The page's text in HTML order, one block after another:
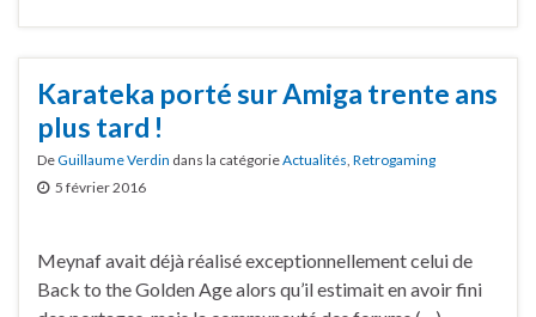
Karateka porté sur Amiga trente ans
plus tard !
DeGuillaume Verdin dans la catégorieActualités Retrogaming
5 février 2016
Meynaf avait déjà réalisé exceptionnellement celui de
Back to the Golden Age alors qu’il estimait en avoir fini